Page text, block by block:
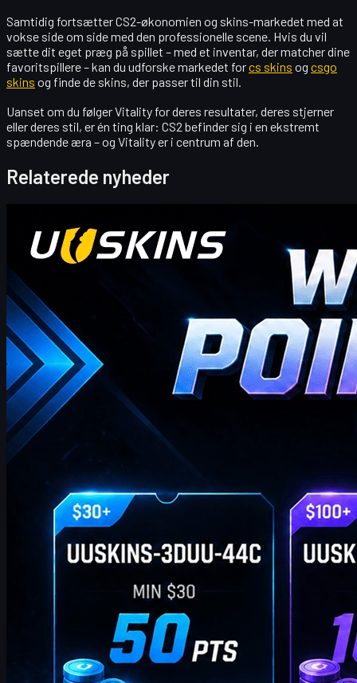
Samtidig fortsætter CS2-økonomien og skins-markedet med at
vokse side om side med den professionelle scene. Hvis du vil
sætte dit eget præg på spillet – med et inventar, der matcher dine
favoritspillere – kan du udforske markedet forcs skins og csgo
skins og finde de skins, der passer til din stil.
Uanset om du følger Vitality for deres resultater, deres stjerner
eller deres stil, er én ting klar: CS2 befinder sig i en ekstremt
spændende æra – og Vitality er i centrum af den.
Relaterede nyheder
Hej CS2-handlere! Velkommen til vores ugentlige
bonusblog!
hvor du finder de seneste og mest omfattende UUSKINS
gavepunktkoder til denne uge. Vi opdaterer denne side ugentligt
for at give dig ekstra gavepoint. Så længe din ordre opfylder det
tilsvarende beløb, kan du bruge nedenstående koder til at indløse
point og bytte dem til dine foretrukne CS2-skins i butikken!
april 20, 2026